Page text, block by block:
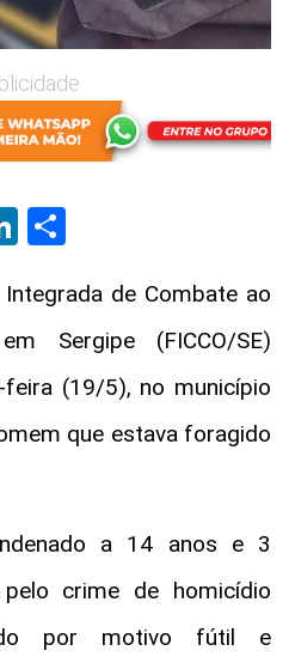
LinkedIn
de Combate ao
Sergipe (FICCO/SE)
(19/5), no município
que estava foragido
a 14 anos e 3
crime de homicídio
por motivo fútil e